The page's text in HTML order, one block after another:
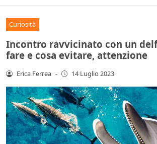
Curiosità
Incontro ravvicinato con un
fare e cosa evitare, attenzione
Erica Ferrea - 14 Luglio 2023